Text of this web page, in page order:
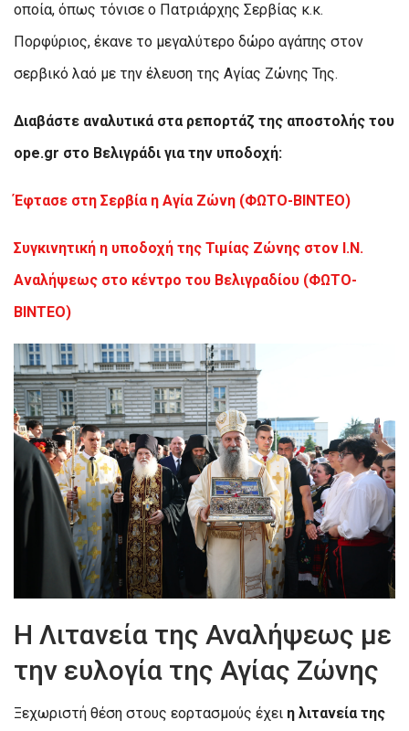
οποία, όπως τόνισε ο Πατριάρχης Σερβίας κ.κ.
Πορφύριος, έκανε το μεγαλύτερο δώρο αγάπης στον
σερβικό λαό με την έλευση της Αγίας Ζώνης Της.
Διαβάστε αναλυτικά στα ρεπορτάζ της αποστολής του
ope.gr στο Βελιγράδι για την υποδοχή:
Έφτασε στη Σερβία η Αγία Ζώνη (ΦΩΤΟ-ΒΙΝΤΕΟ)
Συγκινητική η υποδοχή της Τιμίας Ζώνης στον Ι.Ν.
Αναλήψεως στο κέντρο του Βελιγραδίου (ΦΩΤΟ-
ΒΙΝΤΕΟ)
Η Λιτανεία της Αναλήψεως με
την ευλογία της Αγίας Ζώνης
Ξεχωριστή θέση στους εορτασμούς έχει η λιτανεία της